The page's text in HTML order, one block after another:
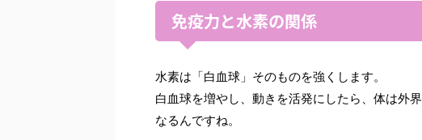
免疫力と水素の関係
水素は「白血球」そのものを強くします。
白血球を増やし、動きを活発にしたら、体は外
なるんですね。